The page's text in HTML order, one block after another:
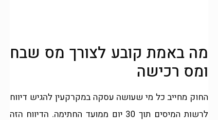
מה באמת קובע לצורך מס שבח
ומס רכישה
החוק מחייב כל מי שעושה עסקה במקרקעין להגיש דיווח
לרשות המיסים תוך 30 יום ממועד החתימה. הדיווח הזה